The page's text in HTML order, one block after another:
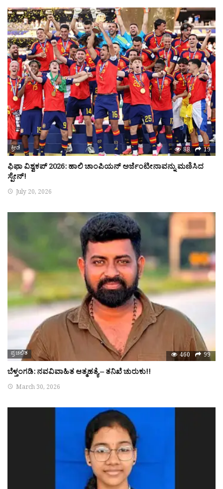
ಕ್ರೀಡೆ 88 19
ಫಿಫಾ ವಿಶ್ವಕಪ್ 2026: ಹಾಲಿ ಚಾಂಪಿಯನ್ ಅರ್ಜೆಂಟೀನಾವನ್ನು ಮಣಿಸಿದ
ಸ್ಪೇನ್!
July 20, 2026
ಪ್ರಚಲಿತ 460 99
ಬೆಳ್ತಂಗಡಿ: ನವವಿವಾಹಿತ ಆತ್ಮಹತ್ಯೆ – ತನಿಖೆ ಚುರುಕು!!
March 30, 2026